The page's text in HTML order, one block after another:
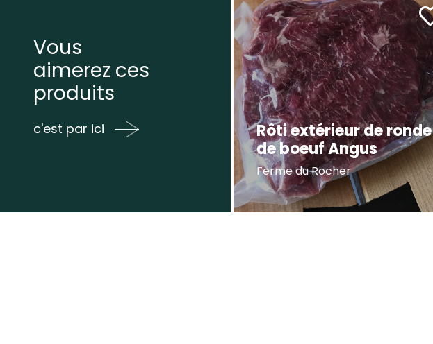
Vous
aimerez ces
produits
c'est par ici
Rôti extérieur de ronde
de boeuf Angus
Ferme du Rocher